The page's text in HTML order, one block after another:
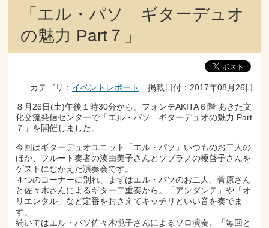
「エル・パソ ギターデュオ
の魅力 Part７」
カテゴリ： イベントレポート 掲載日付：2017年08月26日
８月26日(土)午後１時30分から、フォンテAKITA６階 あきた文
化交流発信センターで「エル・パソ ギターデュオの魅力 Part
７」を開催しました。
今回はギターデュオユニット「エル・パソ」いつものお二人の
ほか、フルート奏者の湊由美子さんとソプラノの榎啓子さんを
ゲストにむかえた演奏会です。
４つのコーナーに別れ、まずはエル・パソのお二人、菅原さん
と佐々木さんによるギター二重奏から。「アンダンテ」や「オ
リエンタル」など定番をおさえてキッチリといい音を奏でま
す。
続いてはエル・パソ佐々木悦子さんによるソロ演奏。「毎回と